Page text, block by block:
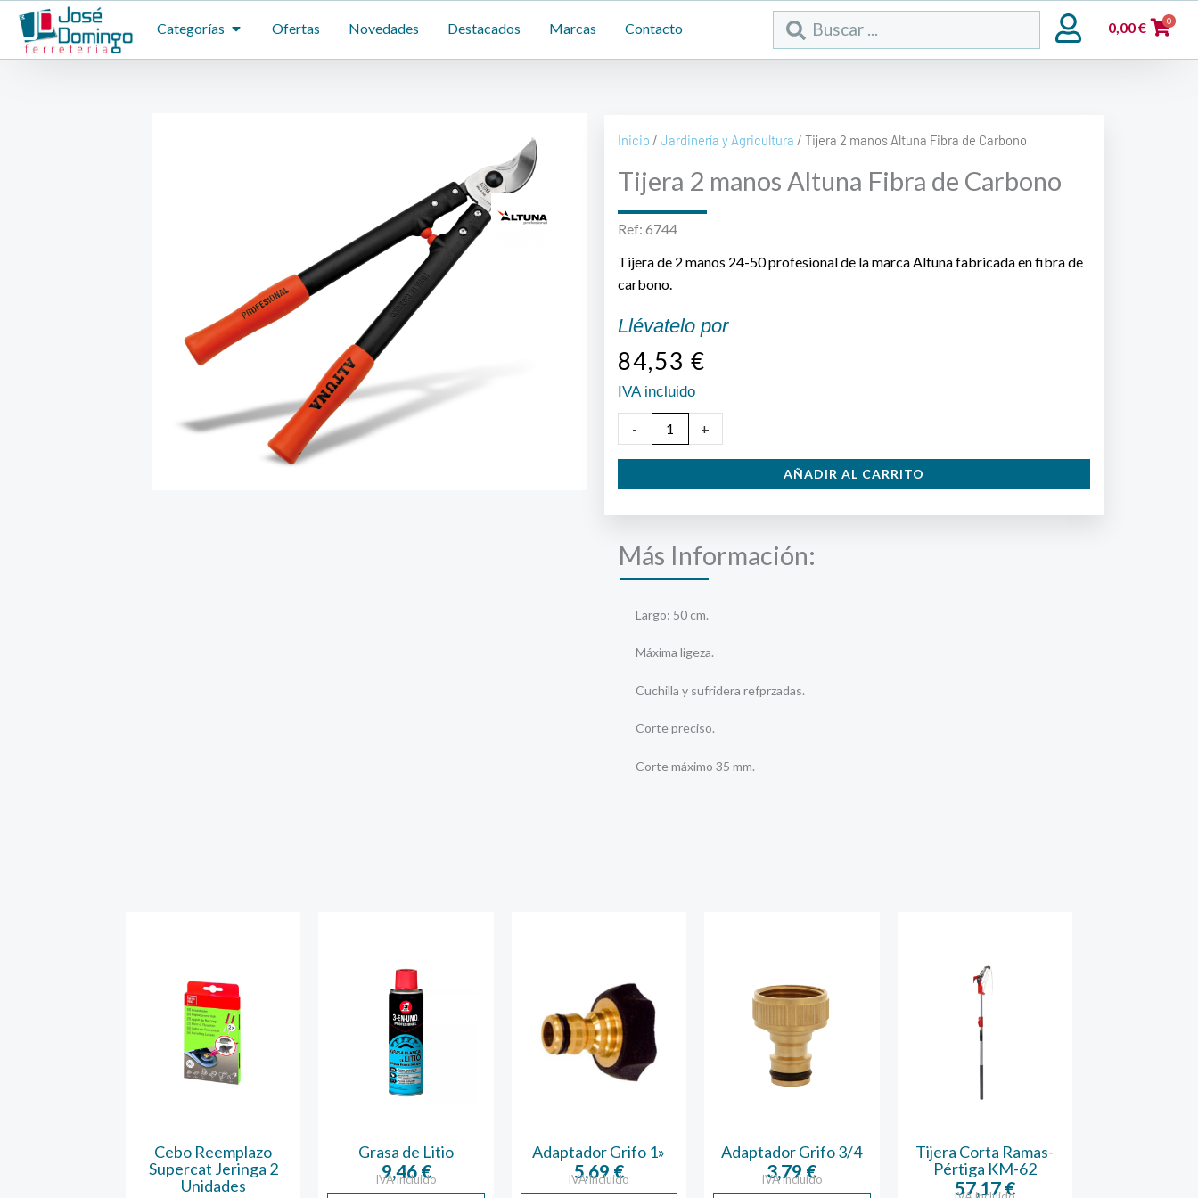
contenido
Categorías ABRIR CATEGORÍAS
Ofertas Novedades Destacados Marcas Contacto
Search
...
0,00€ 0
Inicio / Jardinería y Agricultura / Tijera 2 manos Altuna Fibra de Carbono
Tijera 2 manos Altuna Fibra de Carbono
Ref: 6744
Tijera de 2 manos 24-50 profesional de la marca Altuna fabricada en fibra de
carbono.
Llévatelo por
84,53 €
IVA incluido
-
2
de
Carbono
+
AÑADIR AL CARRITO
Más Información:
Largo: 50 cm.
Máxima ligeza.
Cuchilla y sufridera refprzadas.
Corte preciso.
Corte máximo 35 mm.
Cebo Reemplazo
Supercat Jeringa 2
Unidades
Grasa de Litio
9,46€
IVA incluido
Adaptador Grifo 1»
5,69 €
IVA incluido
Adaptador Grifo 3/4
3,79 €
IVA incluido
Tijera Corta Ramas-
Pértiga KM-62
57,17 €